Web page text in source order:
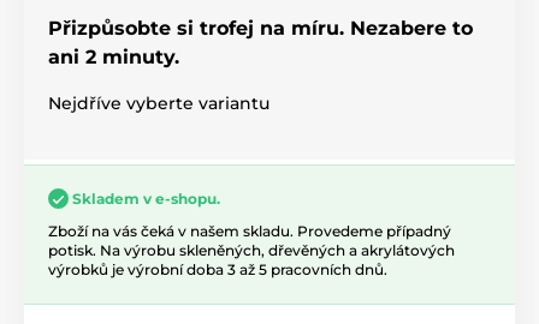
Přizpůsobte si trofej na míru. Nezabere to
ani 2 minuty.
Nejdříve vyberte variantu
Skladem v e-shopu.
Zboží na vás čeká v našem skladu. Provedeme případný
potisk. Na výrobu skleněných, dřevěných a akrylátových
výrobků je výrobní doba 3 až 5 pracovních dnů.